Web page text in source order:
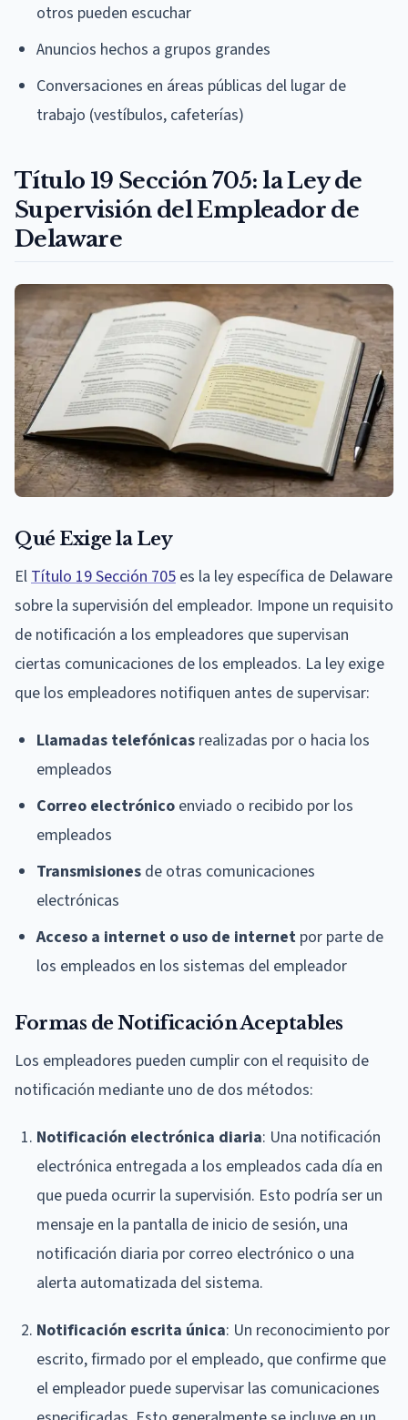
otros pueden escuchar
Anuncios hechos a grupos grandes
Conversaciones en áreas públicas del lugar de
trabajo (vestíbulos, cafeterías)
Título 19 Sección 705: la Ley de
Supervisión del Empleador de
Delaware
Qué Exige la Ley
El Título 19 Sección 705 es la ley específica de Delaware
sobre la supervisión del empleador. Impone un requisito
de notificación a los empleadores que supervisan
ciertas comunicaciones de los empleados. La ley exige
que los empleadores notifiquen antes de supervisar:
Llamadas telefónicas realizadas por o hacia los
empleados
Correo electrónico enviado o recibido por los
empleados
Transmisiones de otras comunicaciones
electrónicas
Acceso a internet o uso de internet por parte de
los empleados en los sistemas del empleador
Formas de Notificación Aceptables
Los empleadores pueden cumplir con el requisito de
notificación mediante uno de dos métodos:
Notificación electrónica diaria: Una notificación
electrónica entregada a los empleados cada día en
que pueda ocurrir la supervisión. Esto podría ser un
mensaje en la pantalla de inicio de sesión, una
notificación diaria por correo electrónico o una
alerta automatizada del sistema.
Notificación escrita única: Un reconocimiento por
escrito, firmado por el empleado, que confirme que
el empleador puede supervisar las comunicaciones